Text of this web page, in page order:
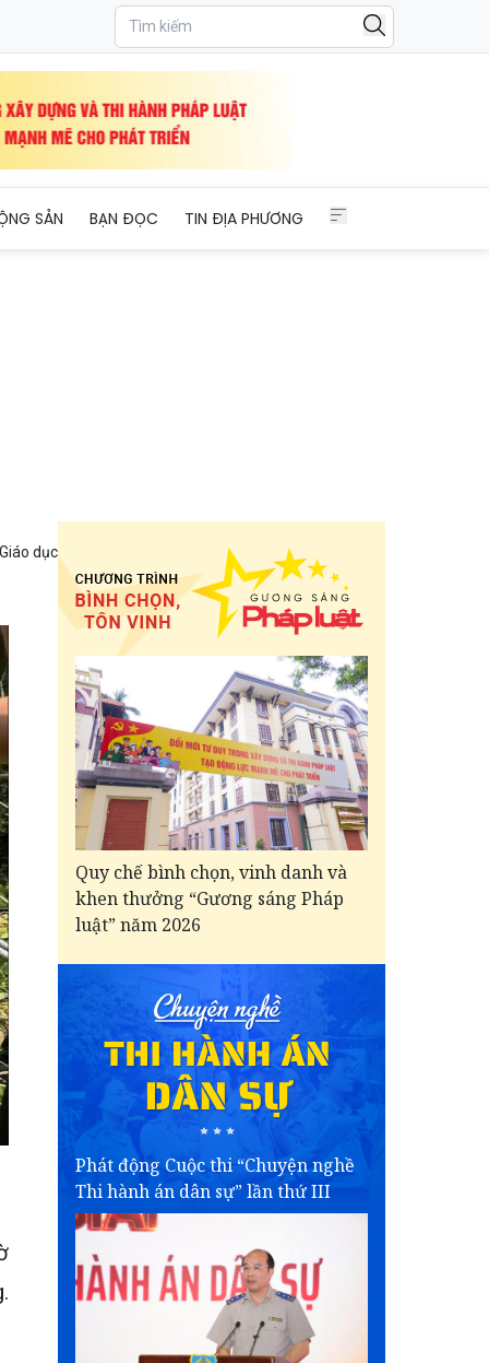
SẢN BẠN ĐỌC TIN ĐỊA PHƯƠNG
dục
Quy chế bình chọn, vinh danh và
khen thưởng “Gương sáng Pháp
luật” năm 2026
Phát động Cuộc thi “Chuyện nghề
Thi hành án dân sự” lần thứ III